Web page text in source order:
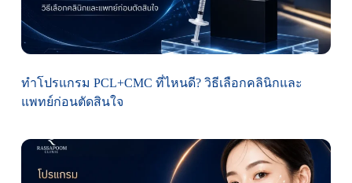
ทำโปรแกรม PCL+CMC ที่ไหนดี? วิธีเลือกคลินิกและ
แพทย์ก่อนตัดสินใจ